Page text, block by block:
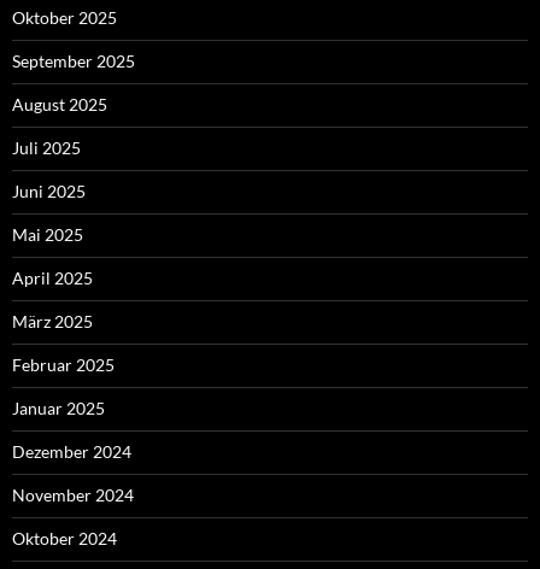
Oktober 2025
September 2025
August 2025
Juli 2025
Juni 2025
Mai 2025
April 2025
März 2025
Februar 2025
Januar 2025
Dezember 2024
November 2024
Oktober 2024